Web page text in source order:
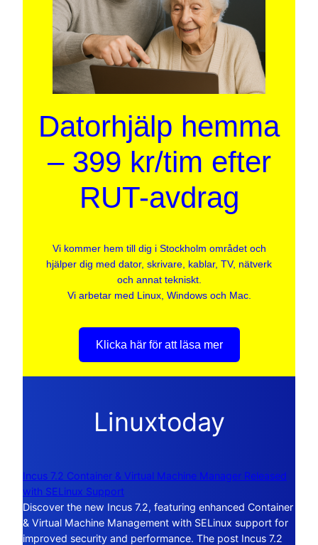
Datorhjälp hemma
– 399 kr/tim efter
RUT-avdrag
Vi kommer hem till dig i Stockholm området och
hjälper dig med dator, skrivare, kablar, TV, nätverk
och annat tekniskt.
Vi arbetar med Linux, Windows och Mac.
Klicka här för att läsa mer
Linuxtoday
Incus 7.2 Container & Virtual Machine Manager Released
with SELinux Support
Discover the new Incus 7.2, featuring enhanced Container
& Virtual Machine Management with SELinux support for
improved security and performance. The post Incus 7.2